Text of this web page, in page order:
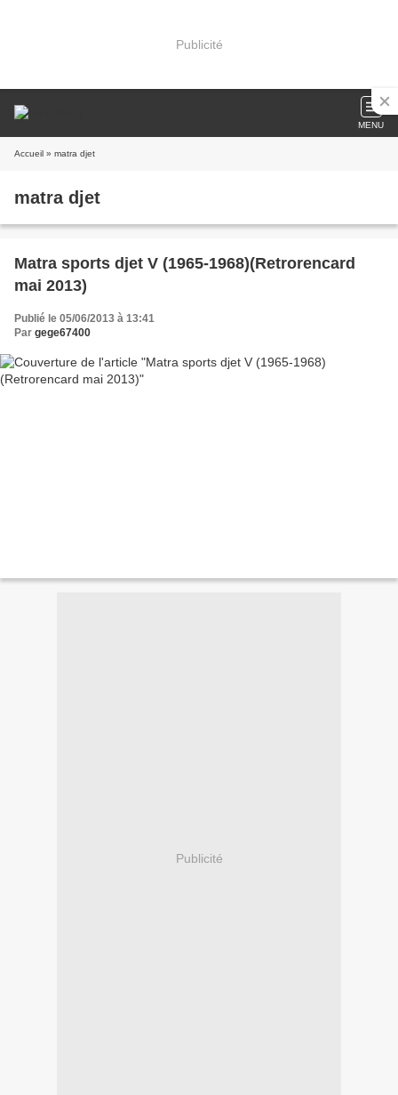
Publicité
MENU
Accueil » matra djet
matra djet
Matra sports djet V (1965-1968)(Retrorencard
mai 2013)
Publié le 05/06/2013 à 13:41
Par gege67400
Publicité